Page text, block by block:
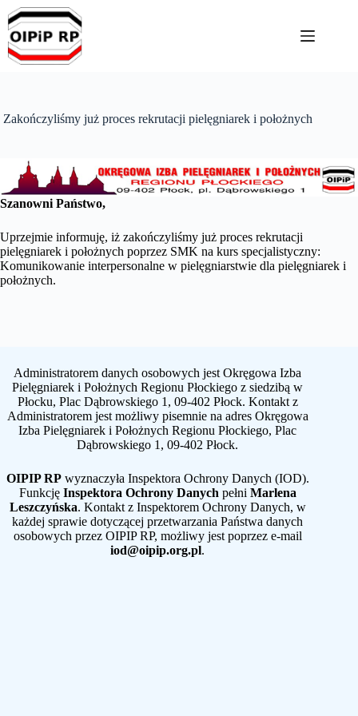
Przejdź
do
treści
Zakończyliśmy już proces rekrutacji pielęgniarek i położnych
Szanowni Państwo,
Uprzejmie informuję, iż zakończyliśmy już proces rekrutacji
pielęgniarek i położnych poprzez SMK na kurs specjalistyczny:
Komunikowanie interpersonalne w pielęgniarstwie dla pielęgniarek i
położnych.
Administratorem danych osobowych jest Okręgowa Izba
Pielęgniarek i Położnych Regionu Płockiego z siedzibą w
Płocku, Plac Dąbrowskiego 1, 09-402 Płock. Kontakt z
Administratorem jest możliwy pisemnie na adres Okręgowa
Izba Pielęgniarek i Położnych Regionu Płockiego, Plac
Dąbrowskiego 1, 09-402 Płock.
OIPIP RPwyznaczyła Inspektora Ochrony Danych (IOD).
Funkcję Inspektora Ochrony Danych pełni Marlena
Leszczyńska. Kontakt z Inspektorem Ochrony Danych, w
każdej sprawie dotyczącej przetwarzania Państwa danych
osobowych przez OIPIP RP, możliwy jest poprzez e-mail
iod@oipip.org.pl.